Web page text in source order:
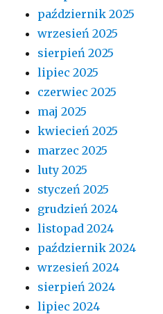
październik 2025
wrzesień 2025
sierpień 2025
lipiec 2025
czerwiec 2025
maj 2025
kwiecień 2025
marzec 2025
luty 2025
styczeń 2025
grudzień 2024
listopad 2024
październik 2024
wrzesień 2024
sierpień 2024
lipiec 2024